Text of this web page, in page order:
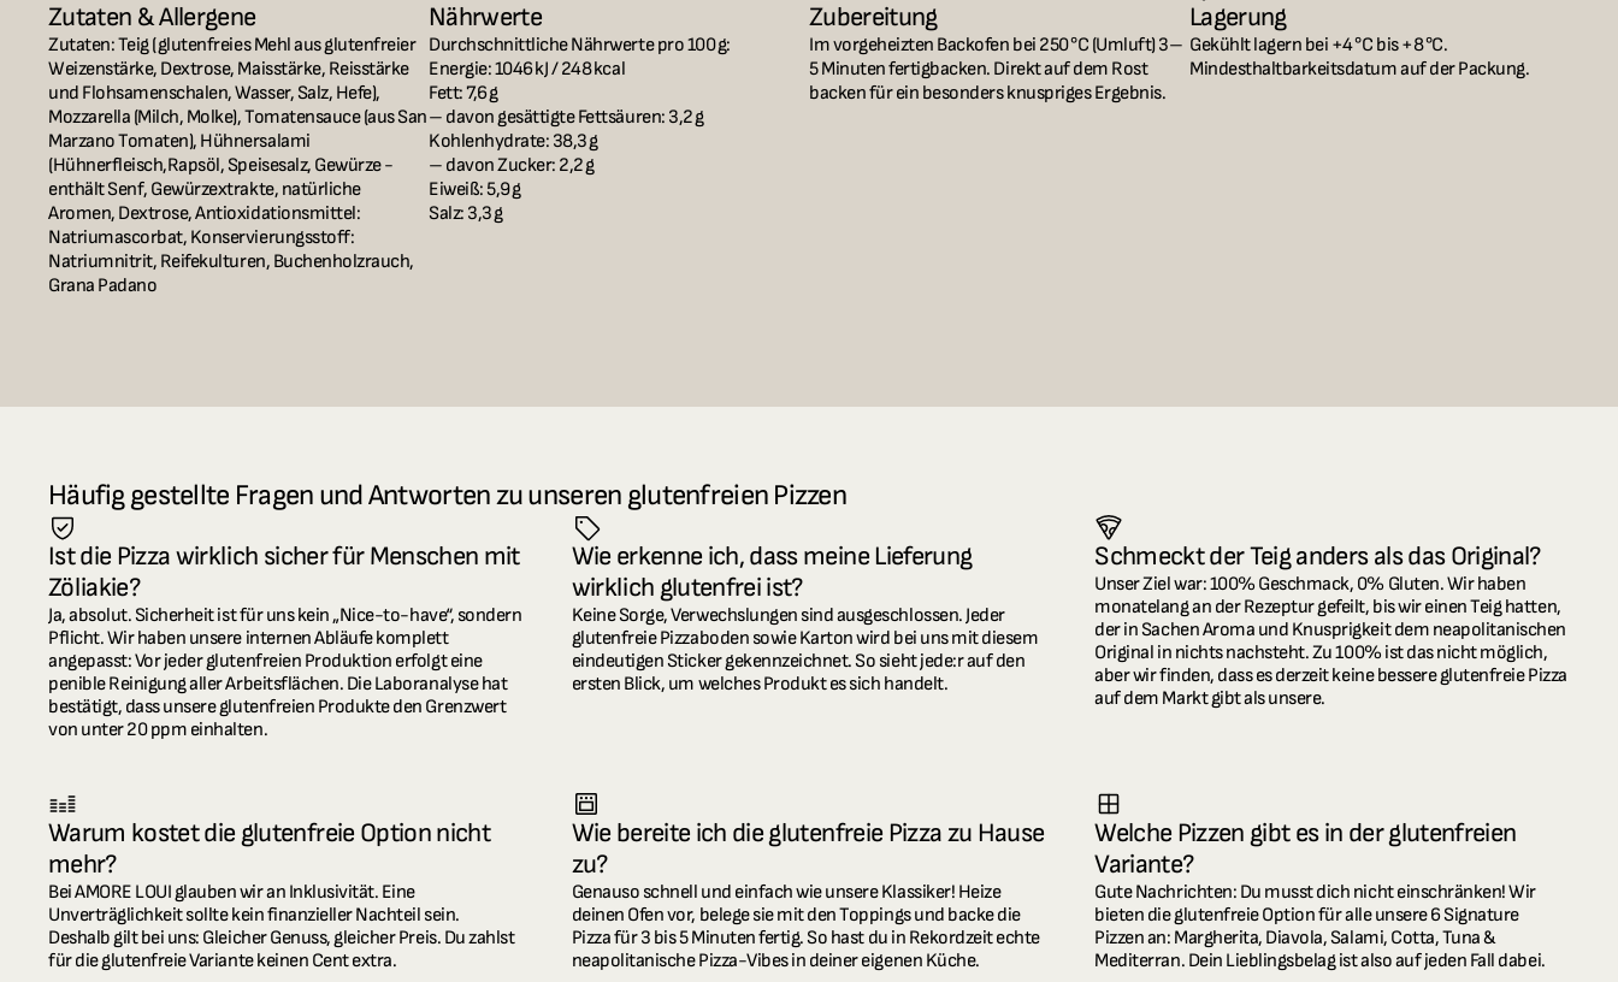
Zutaten & Allergene
Zutaten: Teig (glutenfreies Mehl aus glutenfreier
Weizenstärke, Dextrose, Maisstärke, Reisstärke
und Flohsamenschalen, Wasser, Salz, Hefe),
Mozzarella (Milch, Molke), Tomatensauce (aus San
Marzano Tomaten), Hühnersalami
(Hühnerfleisch,Rapsöl, Speisesalz, Gewürze -
enthält Senf, Gewürzextrakte, natürliche
Aromen, Dextrose, Antioxidationsmittel:
Natriumascorbat, Konservierungsstoff:
Natriumnitrit, Reifekulturen, Buchenholzrauch,
Grana Padano
Nährwerte
Durchschnittliche Nährwerte pro 100 g:
Energie: 1046 kJ / 248 kcal
Fett: 7,6 g
– davon gesättigte Fettsäuren: 3,2 g
Kohlenhydrate: 38,3 g
– davon Zucker: 2,2 g
Eiweiß: 5,9 g
Salz: 3,3 g
Zubereitung
Im vorgeheizten Backofen bei 250 °C (Umluft) 3–
5 Minuten fertigbacken. Direkt auf dem Rost
backen für ein besonders knuspriges Ergebnis.
Lagerung
Gekühlt lagern bei +4 °C bis +8 °C.
Mindesthaltbarkeitsdatum auf der Packung.
Häufig gestellte Fragen und Antworten zu unseren glutenfreien Pizzen
Ist die Pizza wirklich sicher für Menschen mit
Zöliakie?
Ja, absolut. Sicherheit ist für uns kein „Nice-to-have“, sondern
Pflicht. Wir haben unsere internen Abläufe komplett
angepasst: Vor jeder glutenfreien Produktion erfolgt eine
penible Reinigung aller Arbeitsflächen. Die Laboranalyse hat
bestätigt, dass unsere glutenfreien Produkte den Grenzwert
von unter 20 ppm einhalten.
Wie erkenne ich, dass meine Lieferung
wirklich glutenfrei ist?
Keine Sorge, Verwechslungen sind ausgeschlossen. Jeder
glutenfreie Pizzaboden sowie Karton wird bei uns mit diesem
eindeutigen Sticker gekennzeichnet. So sieht jede:r auf den
ersten Blick, um welches Produkt es sich handelt.
Schmeckt der Teig anders als das Original?
Unser Ziel war: 100% Geschmack, 0% Gluten. Wir haben
monatelang an der Rezeptur gefeilt, bis wir einen Teig hatten,
der in Sachen Aroma und Knusprigkeit dem neapolitanischen
Original in nichts nachsteht. Zu 100% ist das nicht möglich,
aber wir finden, dass es derzeit keine bessere glutenfreie Pizza
auf dem Markt gibt als unsere.
Warum kostet die glutenfreie Option nicht
mehr?
Bei AMORE LOUI glauben wir an Inklusivität. Eine
Unverträglichkeit sollte kein finanzieller Nachteil sein.
Deshalb gilt bei uns: Gleicher Genuss, gleicher Preis. Du zahlst
für die glutenfreie Variante keinen Cent extra.
Wie bereite ich die glutenfreie Pizza zu Hause
zu?
Genauso schnell und einfach wie unsere Klassiker! Heize
deinen Ofen vor, belege sie mit den Toppings und backe die
Pizza für 3 bis 5 Minuten fertig. So hast du in Rekordzeit echte
neapolitanische Pizza-Vibes in deiner eigenen Küche.
Welche Pizzen gibt es in der glutenfreien
Variante?
Gute Nachrichten: Du musst dich nicht einschränken! Wir
bieten die glutenfreie Option für alle unsere 6 Signature
Pizzen an: Margherita, Diavola, Salami, Cotta, Tuna &
Mediterran. Dein Lieblingsbelag ist also auf jeden Fall dabei.